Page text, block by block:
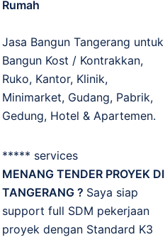
Rumah
Jasa Bangun Tangerang untuk
Bangun Kost / Kontrakkan,
Ruko, Kantor, Klinik,
Minimarket, Gudang, Pabrik,
Gedung, Hotel & Apartemen.
***** services
MENANG TENDER PROYEK DI
TANGERANG ? Saya siap
support full SDM pekerjaan
proyek dengan Standard K3